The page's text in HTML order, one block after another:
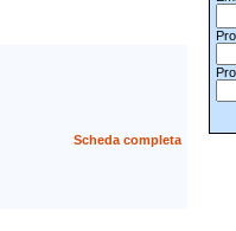
Scheda completa